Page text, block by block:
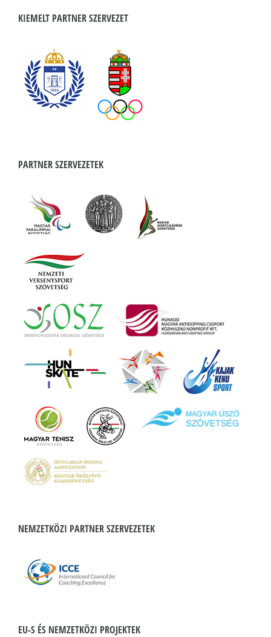
KIEMELT PARTNER SZERVEZET
PARTNER SZERVEZETEK
NEMZETKÖZI PARTNER SZERVEZETEK
EU-S ÉS NEMZETKÖZI PROJEKTEK